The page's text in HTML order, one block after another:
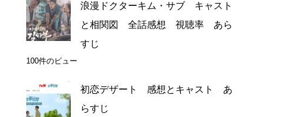
浪漫ドクターキム・サブ キャスト
と相関図 全話感想 視聴率 あら
すじ
100件のビュー
初恋デザート 感想とキャスト あ
らすじ